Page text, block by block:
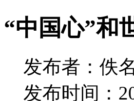
“中国心”和
发布者：佚名
发布时间：